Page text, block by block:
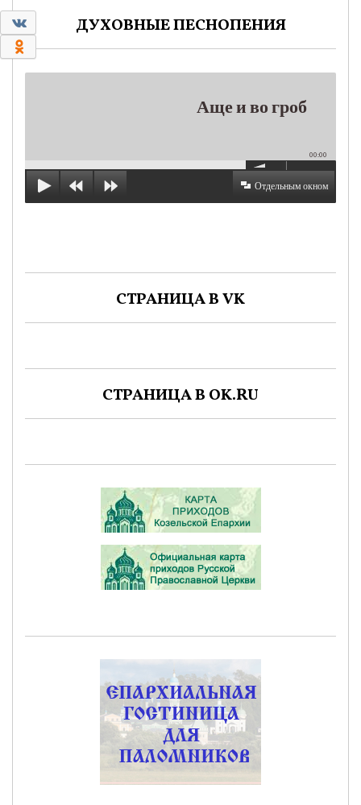
0
ДУХОВНЫЕ ПЕСНОПЕНИЯ
Аще и во гроб
00:00
Отдельным окном
СТРАНИЦА В VK
СТРАНИЦА В OK.RU